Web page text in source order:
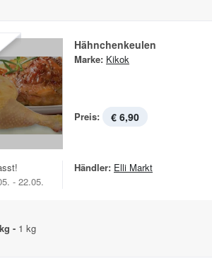
Hähnchenkeulen
Marke: Kikok
Preis: € 6,90
- 22.05.
Händler: Elli Markt
- 1 kg